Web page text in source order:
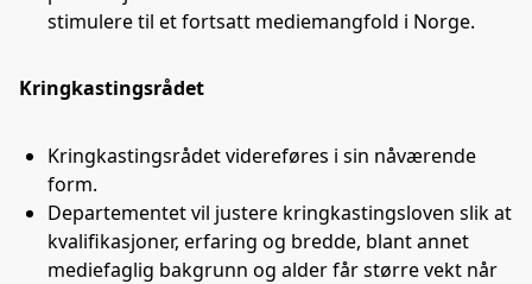
stimulere til et fortsatt mediemangfold i Norge.
Kringkastingsrådet
Kringkastingsrådet videreføres i sin nåværende
form.
Departementet vil justere kringkastingsloven slik at
kvalifikasjoner, erfaring og bredde, blant annet
mediefaglig bakgrunn og alder får større vekt når